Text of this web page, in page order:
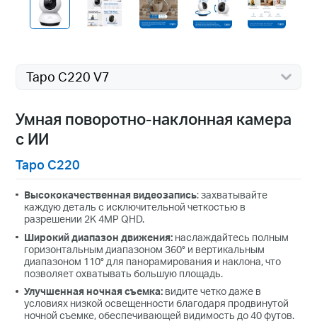
Tapo C220 V7
Умная поворотно-наклонная камера
с ИИ
Tapo C220
Высококачественная видеозапись: захватывайте
каждую деталь с исключительной четкостью в
разрешении 2K 4MP QHD.
Широкий диапазон движения: наслаждайтесь полным
горизонтальным диапазоном 360° и вертикальным
диапазоном 110° для панорамирования и наклона, что
позволяет охватывать большую площадь.
Улучшенная ночная съемка: видите четко даже в
условиях низкой освещенности благодаря продвинутой
ночной съемке, обеспечивающей видимость до 40 футов.